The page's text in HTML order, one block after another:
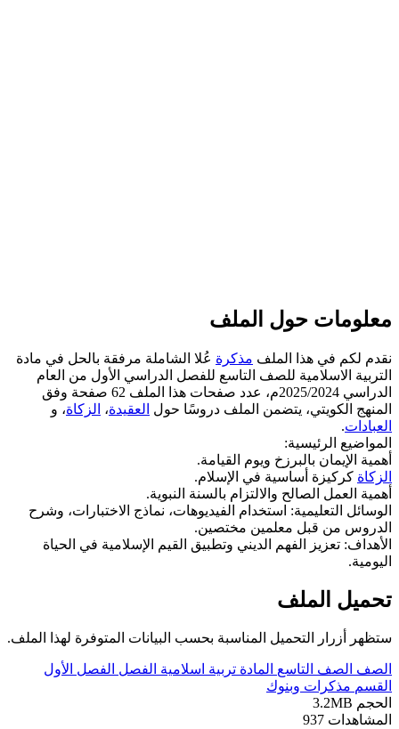
معلومات حول الملف
نقدم لكم في هذا الملف مذكرةعُلا الشاملة مرفقة بالحل في مادة
التربية الاسلامية للصف التاسع للفصل الدراسي الأول من العام
الدراسي 2025/2024م، عدد صفحات هذا الملف 62 صفحة وفق
المنهج الكويتي، يتضمن الملف دروسًا حول العقيدة، الزكاة، و
العبادات.
المواضيع الرئيسية:
أهمية الإيمان بالبرزخ ويوم القيامة.
الزكاةكركيزة أساسية في الإسلام.
أهمية العمل الصالح والالتزام بالسنة النبوية.
الوسائل التعليمية: استخدام الفيديوهات، نماذج الاختبارات، وشرح
الدروس من قبل معلمين مختصين.
الأهداف: تعزيز الفهم الديني وتطبيق القيم الإسلامية في الحياة
اليومية.
تحميل الملف
ستظهر أزرار التحميل المناسبة بحسب البيانات المتوفرة لهذا الملف.
الصف الصف التاسع المادة تربية اسلامية الفصل
الفصل الأول
القسم مذكرات وبنوك
الحجم 3.2MB
المشاهدات 937